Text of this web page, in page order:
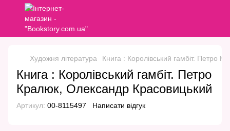
Художня література Книга : Королівський гамбіт. Петро
Книга : Королівський гамбіт. Петро
Кралюк, Олександр Красовицький
Артикул: 00-8115497 Написати відгук